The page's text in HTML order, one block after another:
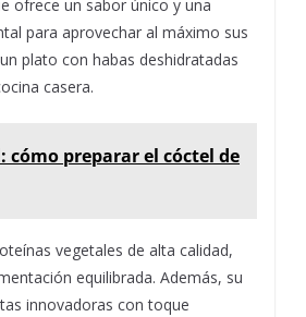
ofrece un sabor único y una
para aprovechar al máximo sus
plato con habas deshidratadas
casera.
preparar el cóctel de
vegetales de alta calidad,
equilibrada. Además, su
innovadoras con toque